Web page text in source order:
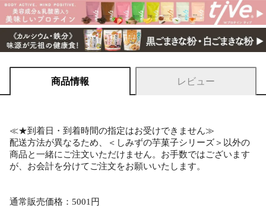
商品情報 レビュー
≪★到着日・到着時間の指定はお受けできません≫
配送方法が異なるため、＜しみずの芋菓子シリーズ＞以外の
商品と一緒にご注文いただけません。お手数ではございます
が、お会計を分けてご注文をお願いいたします。
通常販売価格：5001円